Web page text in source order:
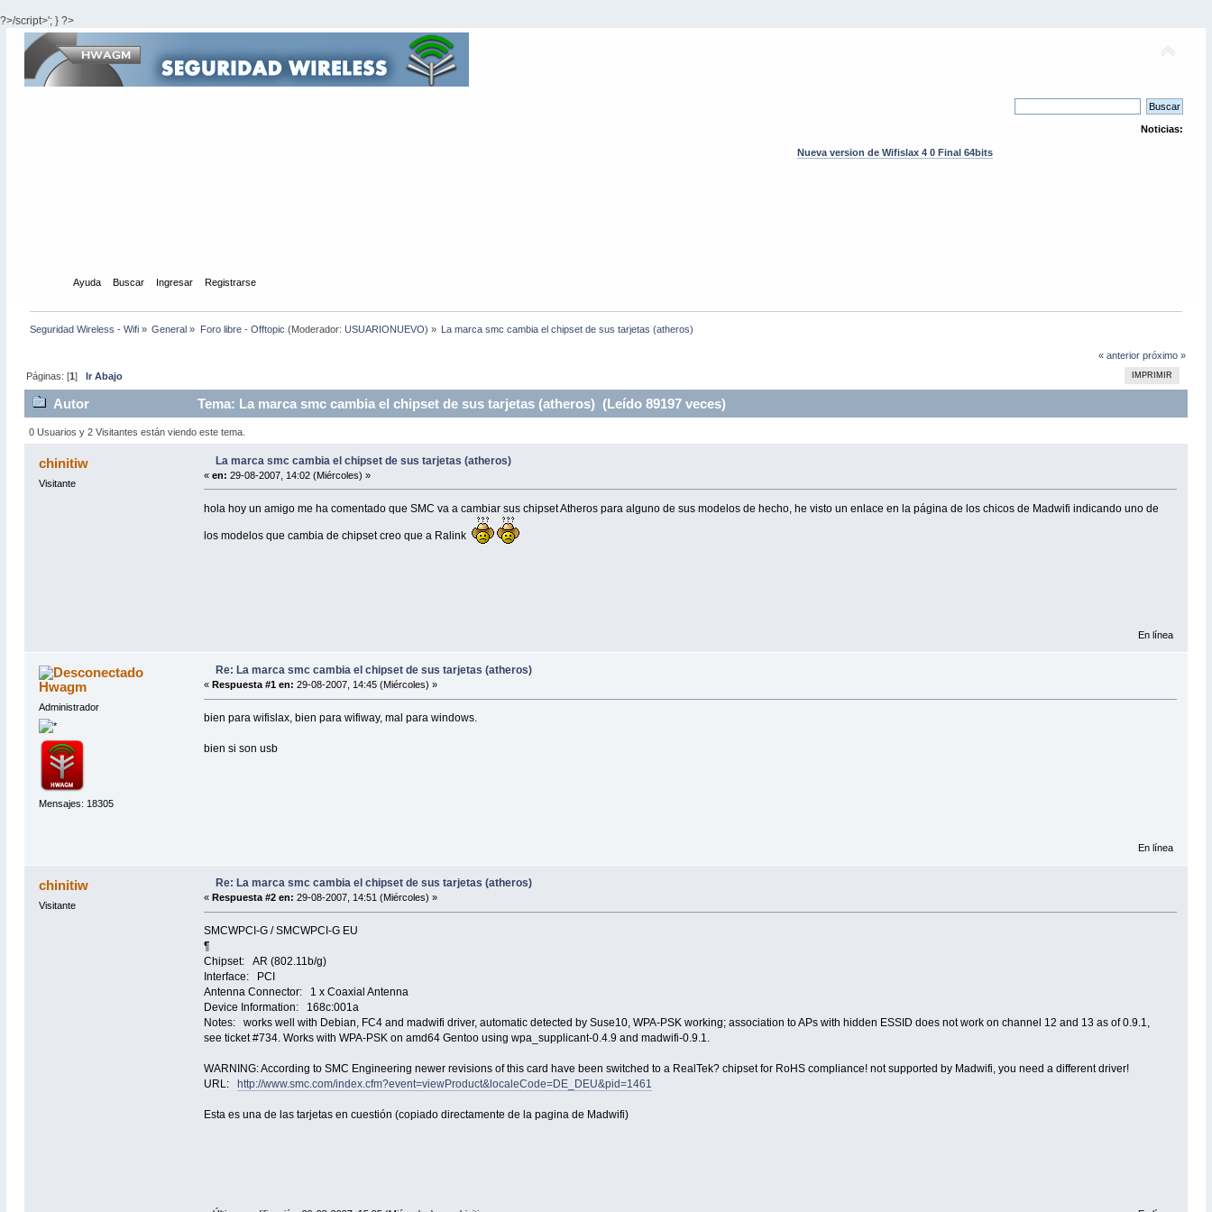
?>/script>'; } ?>
Noticias:
Nueva version de Wifislax 4 0 Final 64bits
Ayuda Buscar Ingresar Registrarse
Seguridad Wireless - Wifi» General » Foro libre - Offtopic (Moderador: USUARIONUEVO) » La marca smc cambia el chipset de sus tarjetas (atheros)
« anterior próximo »
IMPRIMIR
Páginas: [1] Ir Abajo
Autor Tema: La marca smc cambia el chipset de sus tarjetas (atheros) (Leído 89197 veces)
0 Usuarios y 2 Visitantes están viendo este tema.
chinitiw
Visitante
La marca smc cambia el chipset de sus tarjetas (atheros)
«en: 29-08-2007, 14:02 (Miércoles) »
hola hoy un amigo me ha comentado que SMC va a cambiar sus chipset Atheros para alguno de sus modelos de hecho, he visto un enlace en la página de los chicos de Madwifi indicando uno de
los modelos que cambia de chipset creo que a Ralink
En línea
Hwagm
Administrador
Mensajes: 18305
Re: La marca smc cambia el chipset de sus tarjetas (atheros)
«Respuesta #1 en: 29-08-2007, 14:45 (Miércoles) »
bien para wifislax, bien para wifiway, mal para windows.
bien si son usb
En línea
chinitiw
Visitante
Re: La marca smc cambia el chipset de sus tarjetas (atheros)
« Respuesta #2 en: 29-08-2007, 14:51 (Miércoles) »
SMCWPCI-G / SMCWPCI-G EU
¶
Chipset: AR (802.11b/g)
Interface: PCI
Antenna Connector: 1 x Coaxial Antenna
Device Information: 168c:001a
Notes: works well with Debian, FC4 and madwifi driver, automatic detected by Suse10, WPA-PSK working; association to APs with hidden ESSID does not work on channel 12 and 13 as of 0.9.1,
see ticket #734. Works with WPA-PSK on amd64 Gentoo using wpa_supplicant-0.4.9 and madwifi-0.9.1.
WARNING: According to SMC Engineering newer revisions of this card have been switched to a RealTek? chipset for RoHS compliance! not supported by Madwifi, you need a different driver!
URL:
http://www.smc.com/index.cfm?event=viewProduct&localeCode=DE_DEU&pid=1461
Esta es una de las tarjetas en cuestión (copiado directamente de la pagina de Madwifi)